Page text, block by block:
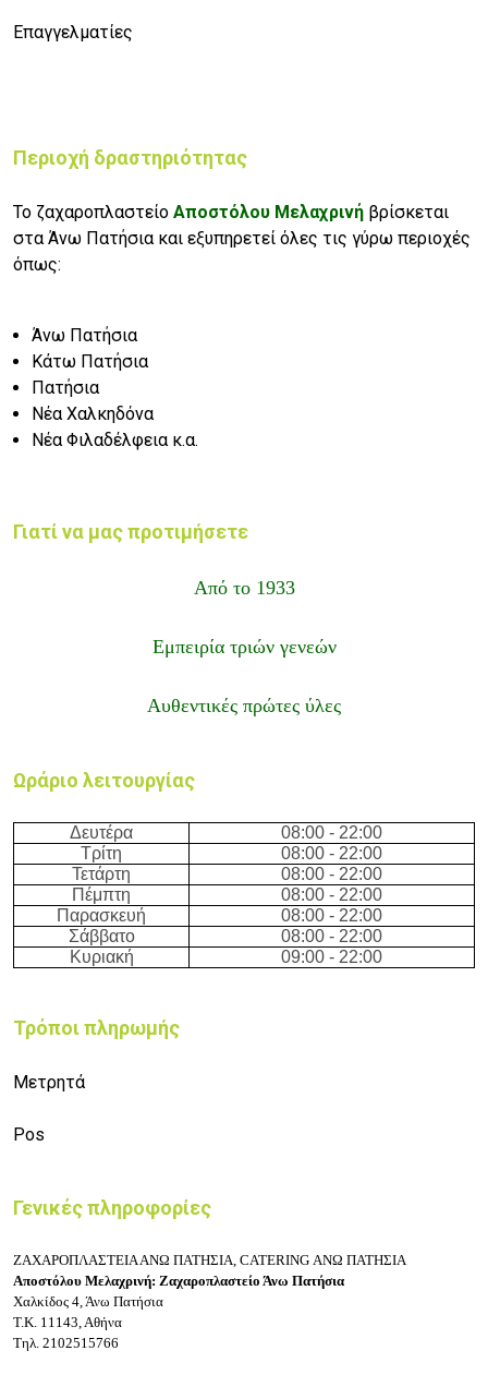
Επαγγελματίες
Περιοχή δραστηριότητας
Το ζαχαροπλαστείο Αποστόλου Μελαχρινή βρίσκεται
στα Άνω Πατήσια και εξυπηρετεί όλες τις γύρω περιοχές
όπως:
Άνω Πατήσια
Κάτω Πατήσια
Πατήσια
Νέα Χαλκηδόνα
Νέα Φιλαδέλφεια κ.α.
Γιατί να μας προτιμήσετε
Από το 1933
Εμπειρία τριών γενεών
Αυθεντικές πρώτες ύλες
Ωράριο λειτουργίας
Δευτέρα
08:00 - 22:00
Τρίτη
08:00 - 22:00
Τετάρτη
08:00 - 22:00
Πέμπτη
08:00 - 22:00
Παρασκευή
08:00 - 22:00
Σάββατο
08:00 - 22:00
Κυριακή
09:00 - 22:00
Τρόποι πληρωμής
Μετρητά
Pos
Γενικές πληροφορίες
ΖΑΧΑΡΟΠΛΑΣΤΕΙΑ ΑΝΩ ΠΑΤΗΣΙΑ, CATERING ΑΝΩ ΠΑΤΗΣΙΑ
Αποστόλου Μελαχρινή: Ζαχαροπλαστείο Άνω Πατήσια
Χαλκίδος 4, Άνω Πατήσια
Τ.Κ. 11143, Αθήνα
Τηλ. 2102515766